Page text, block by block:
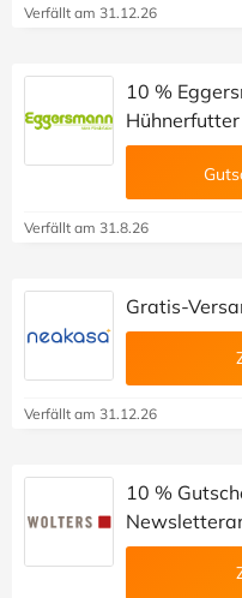
Verfällt am 31.12.26
10 %
Verfällt am 31.8.26
Gratis-
Verfällt am 31.12.26
10 %